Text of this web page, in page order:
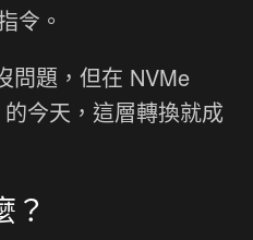
令。
問題，但在 NVMe
今天，這層轉換就成
？